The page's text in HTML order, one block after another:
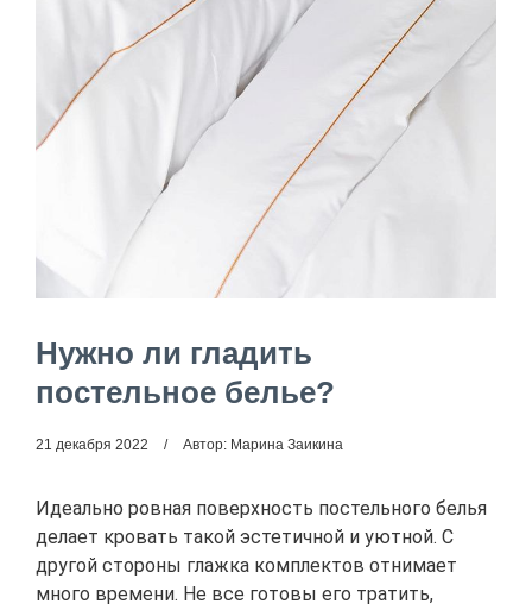
Нужно ли гладить
постельное белье?
21 декабря 2022 Автор: Марина Заикина
Идеально ровная поверхность постельного белья
делает кровать такой эстетичной и уютной. С
другой стороны глажка комплектов отнимает
много времени. Не все готовы его тратить,